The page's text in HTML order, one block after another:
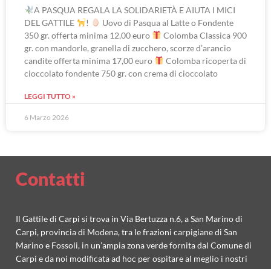
A PASQUA REGALA LA SOLIDARIETÀ E AIUTA I MICI
DEL GATTILE
!
Uovo di Pasqua al Latte o Fondente
350 gr. offerta minima 12,00 euro
Colomba Classica 900
gr. con mandorle, granella di zucchero, scorze d’arancio
candite offerta minima 17,00 euro
Colomba ricoperta di
cioccolato fondente 750 gr. con crema di cioccolato
LEGGI TUTTO »
6 Marzo 2026
Contatti
Il Gattile di Carpi si trova in Via Bertuzza n.6, a San Marino di
Carpi, provincia di Modena, tra le frazioni carpigiane di San
Marino e Fossoli, in un’ampia zona verde fornita dal Comune di
Carpi e da noi modificata ad hoc per ospitare al meglio i nostri